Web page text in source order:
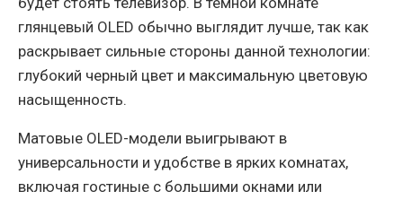
глянцевый OLED обычно выглядит лучше, так как
раскрывает сильные стороны данной технологии:
глубокий черный цвет и максимальную цветовую
насыщенность.
Матовые OLED-модели выигрывают в
универсальности и удобстве в ярких комнатах,
включая гостиные с большими окнами или